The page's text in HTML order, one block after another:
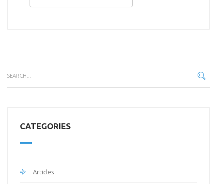
CATEGORIES
Articles